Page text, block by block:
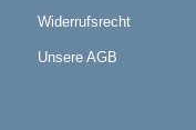
Widerrufsrecht
Unsere AGB